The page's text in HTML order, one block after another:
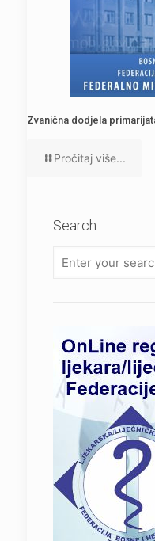
Zvanična dodjela
Pročitaj više...
Search